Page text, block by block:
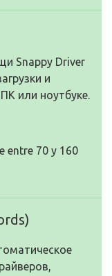
Snappy Driver
и
или ноутбуке.
entre 70 y 160